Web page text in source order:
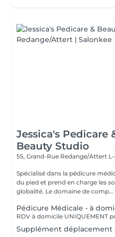
Jessica's Pedicare
Beauty Studio
55, Grand-Rue Redange/Attert L-
Spécialisé dans la pédicure
du pied et prend en charge les
globalité. Le domaine de comp...
Pédicure Médicale - à
Supplément déplacement